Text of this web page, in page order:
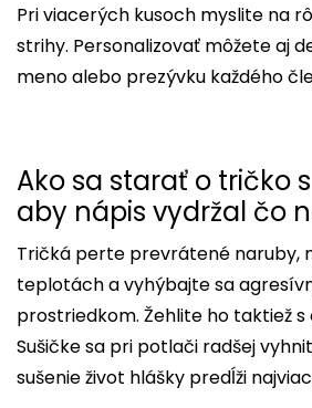
Pri viacerých kusoch myslite na
strihy. Personalizovať môžete aj
meno alebo prezývku každého
Ako sa starať o tričko
aby nápis vydržal čo
Tričká perte prevrátené naruby,
teplotách a vyhýbajte sa
prostriedkom. Žehlite ho taktiež
Sušičke sa pri potlači radšej
sušenie život hlášky predĺži